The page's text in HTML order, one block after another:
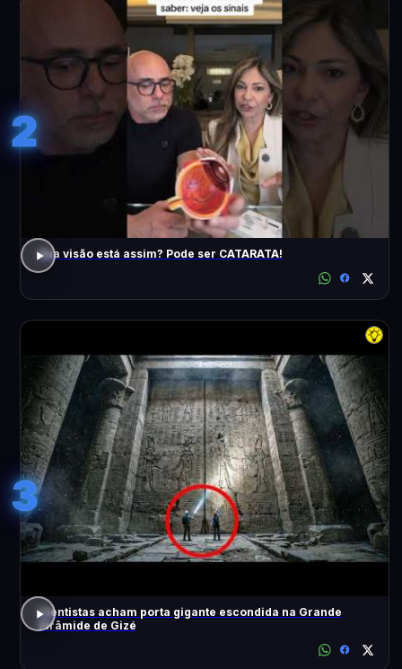
2
Sua visão está assim? Pode ser CATARATA!
3
Cientistas acham porta gigante escondida na Grande
Pirâmide de Gizé